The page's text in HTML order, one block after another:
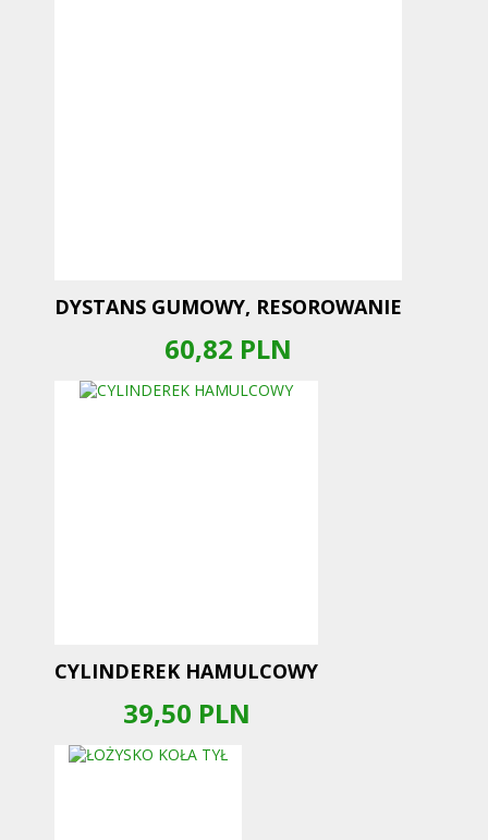
DYSTANS GUMOWY, RESOROWANIE
60,82 PLN
CYLINDEREK HAMULCOWY
39,50 PLN